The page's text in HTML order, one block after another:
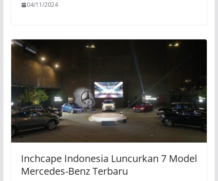
04/11/2024
Inchcape Indonesia Luncurkan 7 Model
Mercedes-Benz Terbaru